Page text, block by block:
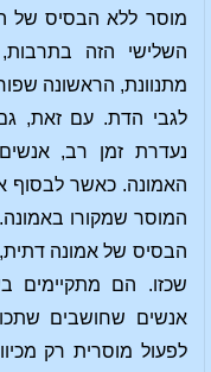
מוסר ללא הבסיס של
השלישי הזה בתרבות,
מתנוונת, הראשונה
לגבי הדת. עם זאת,
נעדרת זמן רב,
האמונה. כאשר לבסוף
המוסר שמקורו
הבסיס של אמונה
שכזו. הם מתקיימים
אנשים שחושבים
לפעול מוסרית רק